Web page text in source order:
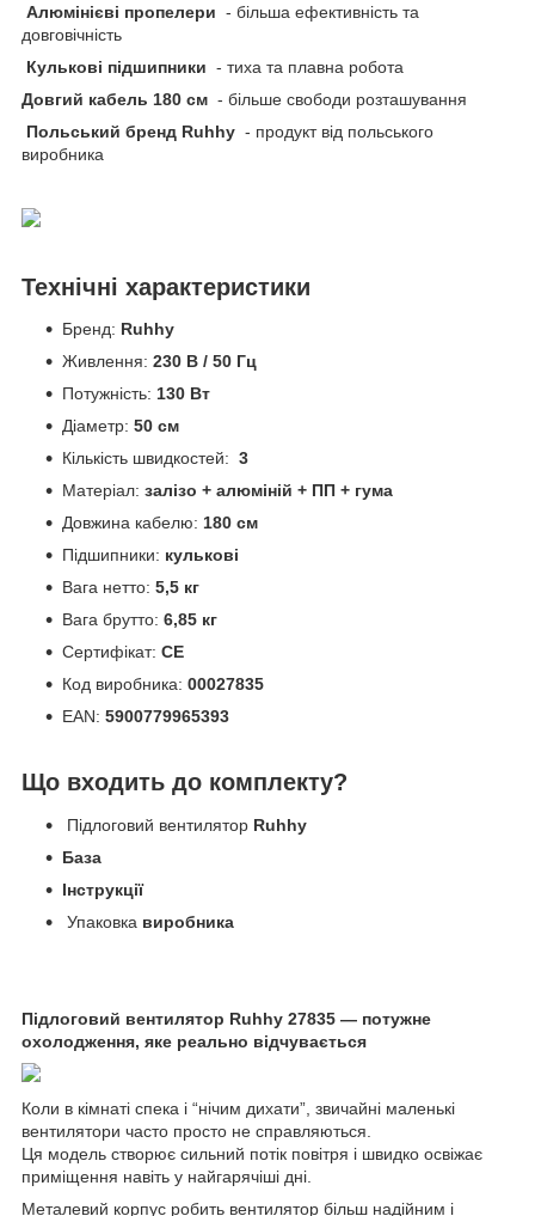
Алюмінієві пропелери - більша ефективність та
довговічність
Кулькові підшипники - тиха та плавна робота
Довгий кабель 180 см - більше свободи розташування
Польський бренд Ruhhy - продукт від польського
виробника
Технічні характеристики
Бренд: Ruhhy
Живлення: 230 В / 50 Гц
Потужність: 130 Вт
Діаметр: 50 см
Кількість швидкостей: 3
Матеріал: залізо + алюміній + ПП + гума
Довжина кабелю: 180 см
Підшипники: кулькові
Вага нетто: 5,5 кг
Вага брутто: 6,85 кг
Сертифікат: CE
Код виробника: 00027835
EAN: 5900779965393
Що входить до комплекту?
Підлоговий вентилятор Ruhhy
База
Інструкції​
Упаковка виробника
Підлоговий вентилятор Ruhhy 27835 — потужне
охолодження, яке реально відчувається
Коли в кімнаті спека і “нічим дихати”, звичайні маленькі
вентилятори часто просто не справляються.
Ця модель створює сильний потік повітря і швидко освіжає
приміщення навіть у найгарячіші дні.
Металевий корпус робить вентилятор більш надійним і